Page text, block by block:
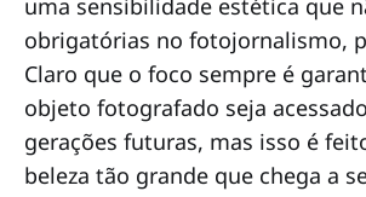
uma sensibilidade estética que
obrigatórias no fotojornalismo,
Claro que o foco sempre é
objeto fotografado seja
gerações futuras, mas isso é
beleza tão grande que chega a